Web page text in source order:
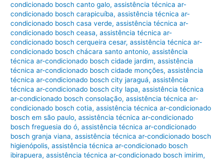
condicionado bosch canto galo,assistência técnica ar-
condicionado bosch carapicuíba,assistência técnica ar-
condicionado bosch casa verde,assistência técnica ar-
condicionado bosch ceasa,assistência técnica ar-
condicionado bosch cerqueira cesar,assistência técnica ar-
condicionado bosch chácara santo antonio,assistência
técnica ar-condicionado bosch cidade jardim,assistência
técnica ar-condicionado bosch cidade monções,assistência
técnica ar-condicionado bosch city jaraguá,assistência
técnica ar-condicionado bosch city lapa,assistência técnica
ar-condicionado bosch consolação,assistência técnica ar-
condicionado bosch cotia,assistência técnica ar-condicionado
bosch em são paulo,assistência técnica ar-condicionado
bosch freguesia do ó,assistência técnica ar-condicionado
bosch granja viana,assistência técnica ar-condicionado bosch
higienópolis,assistência técnica ar-condicionado bosch
ibirapuera,assistência técnica ar-condicionado bosch imirim,